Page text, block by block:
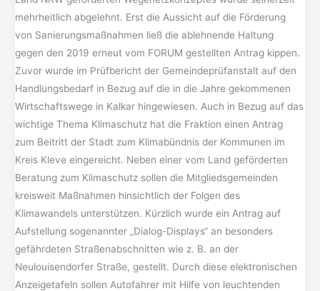
mehrheitlich abgelehnt. Erst die Aussicht auf die Förderung
von Sanierungsmaßnahmen ließ die ablehnende Haltung
gegen den 2019 erneut vom FORUM gestellten Antrag kippen.
Zuvor wurde im Prüfbericht der Gemeindeprüfanstalt auf den
Handlungsbedarf in Bezug auf die in die Jahre gekommenen
Wirtschaftswege in Kalkar hingewiesen. Auch in Bezug auf das
wichtige Thema Klimaschutz hat die Fraktion einen Antrag
zum Beitritt der Stadt zum Klimabündnis der Kommunen im
Kreis Kleve eingereicht. Neben einer vom Land geförderten
Beratung zum Klimaschutz sollen die Mitgliedsgemeinden
kreisweit Maßnahmen hinsichtlich der Folgen des
Klimawandels unterstützen. Kürzlich wurde ein Antrag auf
Aufstellung sogenannter „Dialog-Displays“ an besonders
gefährdeten Straßenabschnitten wie z. B. an der
Neulouisendorfer Straße, gestellt. Durch diese elektronischen
Anzeigetafeln sollen Autofahrer mit Hilfe von leuchtenden